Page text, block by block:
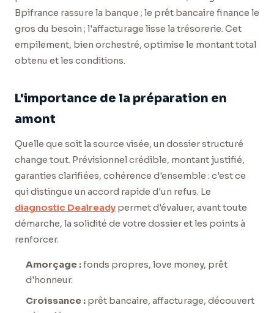
Bpifrance rassure la banque ; le prêt bancaire finance le
gros du besoin ; l'affacturage lisse la trésorerie. Cet
empilement, bien orchestré, optimise le montant total
obtenu et les conditions.
L'importance de la préparation en
amont
Quelle que soit la source visée, un dossier structuré
change tout. Prévisionnel crédible, montant justifié,
garanties clarifiées, cohérence d'ensemble : c'est ce
qui distingue un accord rapide d'un refus. Le
diagnostic Dealready permet d'évaluer, avant toute
démarche, la solidité de votre dossier et les points à
renforcer.
Amorçage :fonds propres, love money, prêt
d'honneur.
Croissance :prêt bancaire, affacturage, découvert